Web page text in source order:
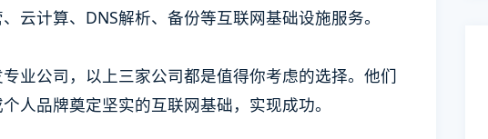
云计算、DNS解析、备份等互联网基础设施服务。
业公司，以上三家公司都是值得你考虑的选择。他们
人品牌奠定坚实的互联网基础，实现成功。